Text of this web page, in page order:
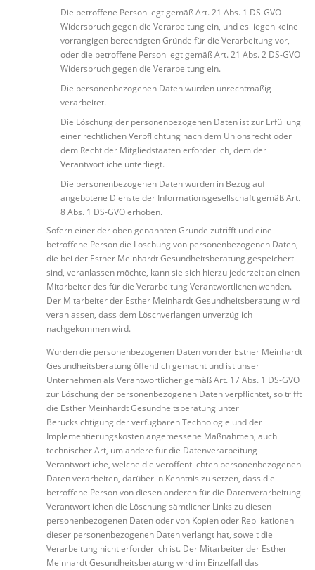
Die betroffene Person legt gemäß Art. 21 Abs. 1 DS-GVO
Widerspruch gegen die Verarbeitung ein, und es liegen keine
vorrangigen berechtigten Gründe für die Verarbeitung vor,
oder die betroffene Person legt gemäß Art. 21 Abs. 2 DS-GVO
Widerspruch gegen die Verarbeitung ein.
Die personenbezogenen Daten wurden unrechtmäßig
verarbeitet.
Die Löschung der personenbezogenen Daten ist zur Erfüllung
einer rechtlichen Verpflichtung nach dem Unionsrecht oder
dem Recht der Mitgliedstaaten erforderlich, dem der
Verantwortliche unterliegt.
Die personenbezogenen Daten wurden in Bezug auf
angebotene Dienste der Informationsgesellschaft gemäß Art.
8 Abs. 1 DS-GVO erhoben.
Sofern einer der oben genannten Gründe zutrifft und eine
betroffene Person die Löschung von personenbezogenen Daten,
die bei der Esther Meinhardt Gesundheitsberatung gespeichert
sind, veranlassen möchte, kann sie sich hierzu jederzeit an einen
Mitarbeiter des für die Verarbeitung Verantwortlichen wenden.
Der Mitarbeiter der Esther Meinhardt Gesundheitsberatung wird
veranlassen, dass dem Löschverlangen unverzüglich
nachgekommen wird.
Wurden die personenbezogenen Daten von der Esther Meinhardt
Gesundheitsberatung öffentlich gemacht und ist unser
Unternehmen als Verantwortlicher gemäß Art. 17 Abs. 1 DS-GVO
zur Löschung der personenbezogenen Daten verpflichtet, so trifft
die Esther Meinhardt Gesundheitsberatung unter
Berücksichtigung der verfügbaren Technologie und der
Implementierungskosten angemessene Maßnahmen, auch
technischer Art, um andere für die Datenverarbeitung
Verantwortliche, welche die veröffentlichten personenbezogenen
Daten verarbeiten, darüber in Kenntnis zu setzen, dass die
betroffene Person von diesen anderen für die Datenverarbeitung
Verantwortlichen die Löschung sämtlicher Links zu diesen
personenbezogenen Daten oder von Kopien oder Replikationen
dieser personenbezogenen Daten verlangt hat, soweit die
Verarbeitung nicht erforderlich ist. Der Mitarbeiter der Esther
Meinhardt Gesundheitsberatung wird im Einzelfall das